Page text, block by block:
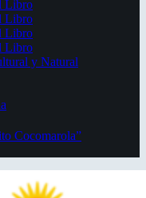
Libro
Libro
Libro
Libro
y Natural
Cocomarola”